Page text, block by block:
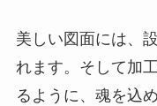
美しい図面には、
れます。そして加
るように、魂を込